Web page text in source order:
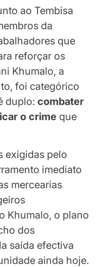
ao Tembisa
da
que
reforçar os
Khumalo, a
foi categórico
duplo: combater
o crime que
exigidas pelo
imediato
mercearias
Khumalo, o plano
dos
saída efectiva
ainda hoje.